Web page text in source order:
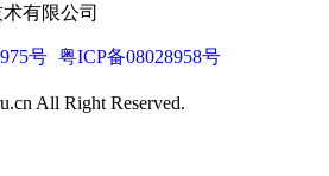
有限公司
号 粤ICP备08028958号
All Right Reserved.